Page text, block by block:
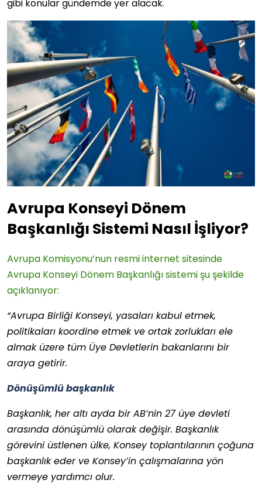
gibi konular gündemde yer alacak.
Avrupa Konseyi Dönem
Başkanlığı Sistemi Nasıl İşliyor?
Avrupa Komisyonu’nun resmi internet sitesinde
Avrupa Konseyi Dönem Başkanlığı sistemi şu şekilde
açıklanıyor:
“Avrupa Birliği Konseyi, yasaları kabul etmek,
politikaları koordine etmek ve ortak zorlukları ele
almak üzere tüm Üye Devletlerin bakanlarını bir
araya getirir.
Dönüşümlü başkanlık
Başkanlık, her altı ayda bir AB’nin 27 üye devleti
arasında dönüşümlü olarak değişir. Başkanlık
görevini üstlenen ülke, Konsey toplantılarının çoğuna
başkanlık eder ve Konsey’in çalışmalarına yön
vermeye yardımcı olur.